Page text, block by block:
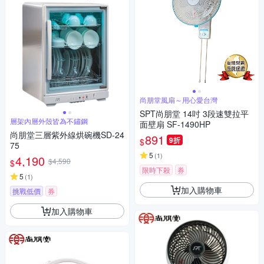
層架內層外殼皆為不鏽鋼
尚朋堂三層紫外線烘碗機SD-24
75
$4,190 $4,590
5 (1)
挑戰低價 券
加入購物車
尚朋堂風扇～用心愛台灣
SPT尚朋堂 14吋 3段速雙拉平
面壁扇 SF-1490HP
$891 9折
5 (1)
限時下殺 券
加入購物車